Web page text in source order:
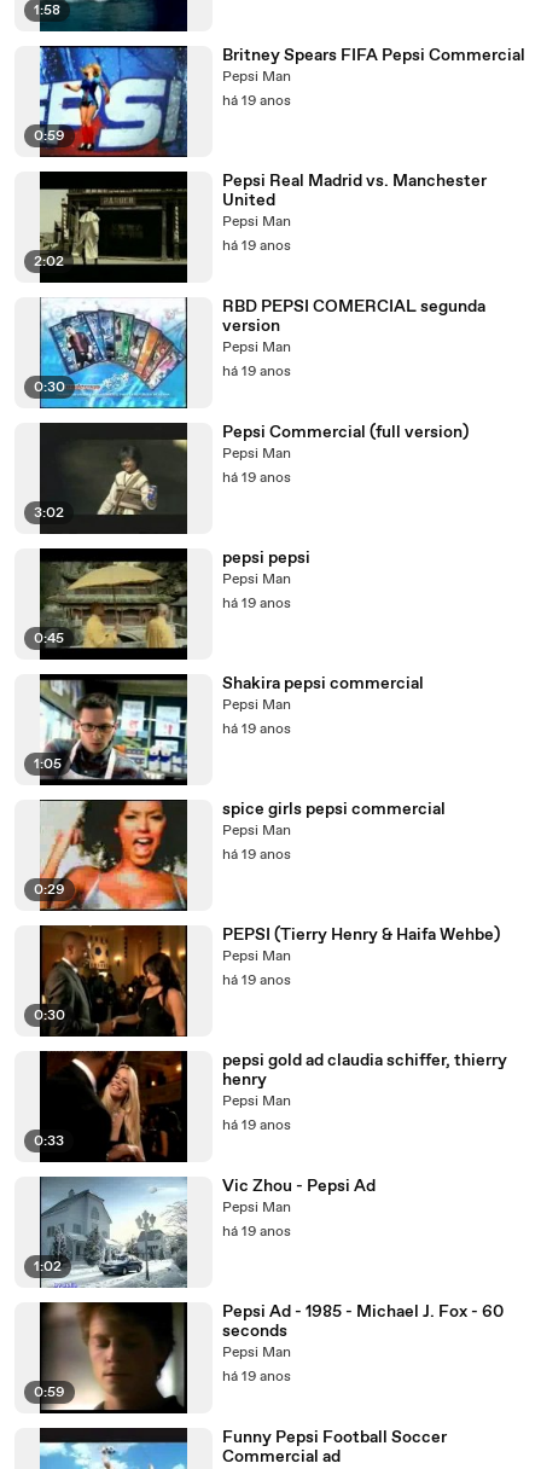
1:58
0:59
Britney Spears FIFA Pepsi Commercial
Pepsi Man
há 19 anos
2:02
Pepsi Real Madrid vs. Manchester
United
Pepsi Man
há 19 anos
0:30
RBD PEPSI COMERCIAL segunda
version
Pepsi Man
há 19 anos
3:02
Pepsi Commercial (full version)
Pepsi Man
há 19 anos
0:45
pepsi pepsi
Pepsi Man
há 19 anos
1:05
Shakira pepsi commercial
Pepsi Man
há 19 anos
0:29
spice girls pepsi commercial
Pepsi Man
há 19 anos
0:30
PEPSI (Tierry Henry & Haifa Wehbe)
Pepsi Man
há 19 anos
0:33
pepsi gold ad claudia schiffer, thierry
henry
Pepsi Man
há 19 anos
1:02
Vic Zhou - Pepsi Ad
Pepsi Man
há 19 anos
0:59
Pepsi Ad - 1985 - Michael J. Fox - 60
seconds
Pepsi Man
há 19 anos
Funny Pepsi Football Soccer
Commercial ad